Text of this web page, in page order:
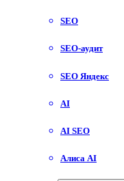
SEO
SEO-аудит
SEO Яндекс
AI
AI SEO
Алиса AI